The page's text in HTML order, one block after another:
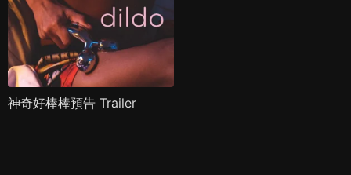
神奇好棒棒預告 Trailer